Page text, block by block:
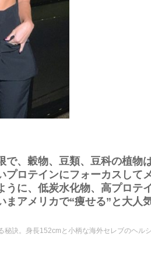
で、穀物、豆類、豆科の植物
プロテインにフォーカスして
うに、低炭水化物、高プロテ
まアメリカで“痩せる”と大人
秘訣。身長152cmと小柄な海外セレブのヘル